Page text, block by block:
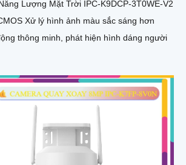
Lượng Mặt Trời IPC-K9DCP-3T0WE-V2
Xử lý hình ảnh màu sắc sáng hơn
thông minh, phát hiện hình dáng người